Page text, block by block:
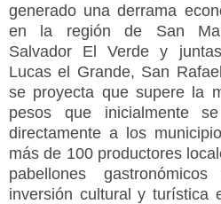
generado una derrama
en la región de San
Salvador El Verde y
Lucas el Grande, San
se proyecta que supere la
pesos que inicialmente
directamente a los
más de 100 productores
pabellones
inversión cultural y turística